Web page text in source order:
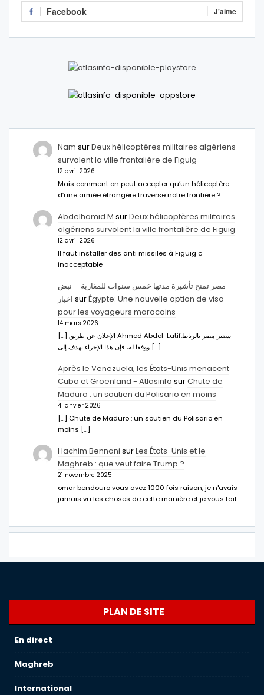
Facebook J'aime
Nam surDeux hélicoptères militaires algériens
survolent la ville frontalière de Figuig
12 avril 2026
Mais comment on peut accepter qu’un hélicoptère
d’une armée étrangère traverse notre frontière ?
Abdelhamid M surDeux hélicoptères militaires
algériens survolent la ville frontalière de Figuig
12 avril 2026
Il faut installer des anti missiles à Figuig c
inacceptable
مصر تمنح تأشيرة مدتها خمس سنوات للمغاربة – نبض
اخبار surÉgypte: Une nouvelle option de visa
pour les voyageurs marocains
14 mars 2026
[…] الإعلان عن طريق Ahmed Abdel-Latifسفير مصر بالرباط.
ووفقا له، فإن هذا الإجراء يهدف إلى […]
Après le Venezuela, les États-Unis menacent
Cuba et Groenland - Atlasinfo surChute de
Maduro : un soutien du Polisario en moins
4 janvier 2026
[…] Chute de Maduro : un soutien du Polisario en
moins […]
Hachim Bennani surLes États-Unis et le
Maghreb : que veut faire Trump ?
21 novembre 2025
omar bendouro vous avez 1000 fois raison, je n'avais
jamais vu les choses de cette manière et je vous fait…
PLAN DE SITE
En direct
Maghreb
International